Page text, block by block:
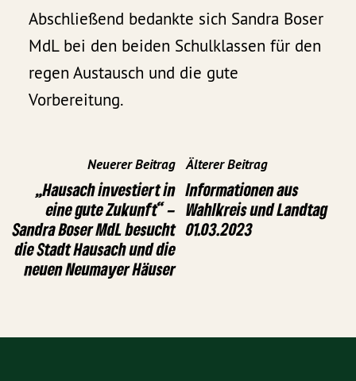
Abschließend bedankte sich Sandra Boser
MdL bei den beiden Schulklassen für den
regen Austausch und die gute
Vorbereitung.
Neuerer Beitrag
„Hausach investiert in
eine gute Zukunft“ –
Sandra Boser MdL besucht
die Stadt Hausach und die
neuen Neumayer Häuser
Älterer Beitrag
Informationen aus
Wahlkreis und Landtag
01.03.2023